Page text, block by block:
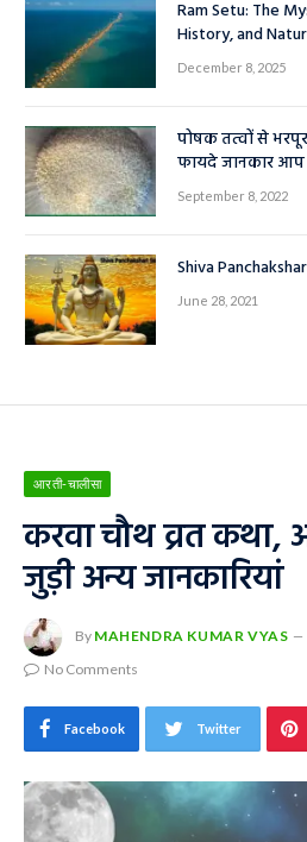
Ram Setu: The
History, and
December 8, 2025
पोषक तत्वों से
फायदे जानकार आप
September 8, 2022
Shiva
June 28, 2021
आरती-चालीसा
करवा चौथ व्रत कथा,
जुड़ी अन्य जानकारियां
By MAHENDRA KUMAR VYAS
No Comments
Facebook Twitter